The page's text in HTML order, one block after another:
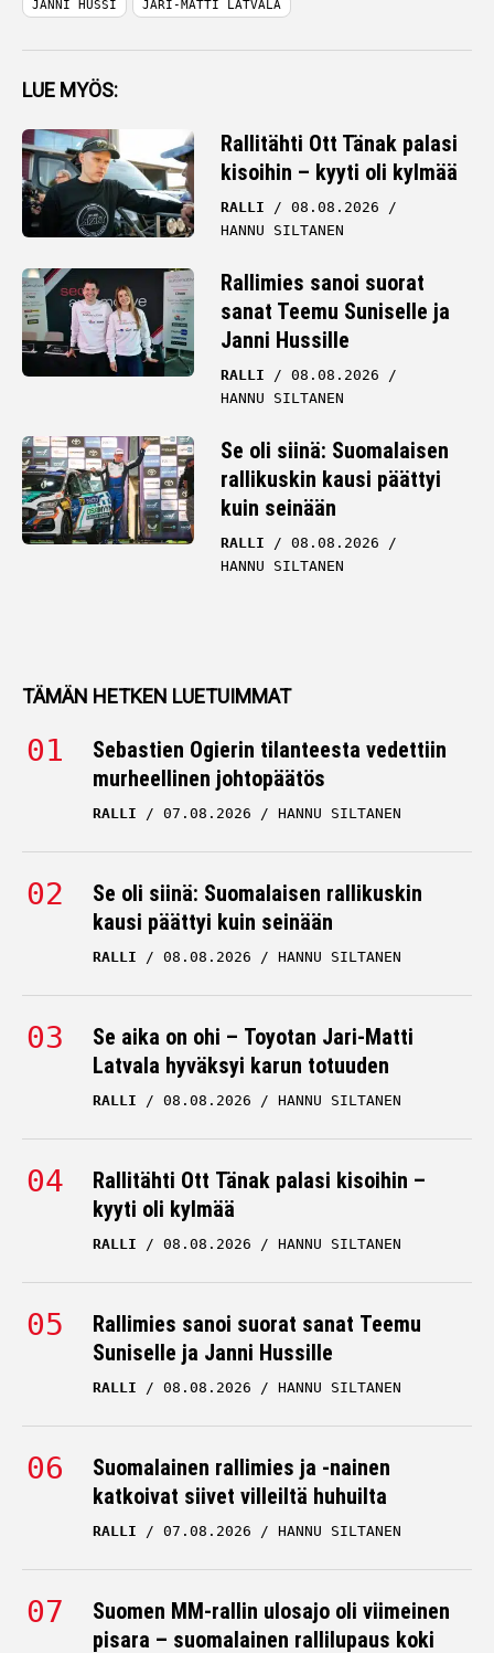
JANNI HUSSI JARI-MATTI LATVALA
LUE MYÖS:
Rallitähti Ott Tänak palasi
kisoihin – kyyti oli kylmää
RALLI
08.08.2026
HANNU SILTANEN
Rallimies sanoi suorat
sanat Teemu Suniselle ja
Janni Hussille
RALLI
08.08.2026
HANNU SILTANEN
Se oli siinä: Suomalaisen
rallikuskin kausi päättyi
kuin seinään
RALLI
08.08.2026
HANNU SILTANEN
murheellinen johtopäätös
RALLI 07.08.2026 HANNU SILTANEN
Se oli siinä: Suomalaisen rallikuskin
kausi päättyi kuin seinään
RALLI 08.08.2026 HANNU SILTANEN
Se aika on ohi – Toyotan Jari-Matti
Latvala hyväksyi karun totuuden
RALLI 08.08.2026 HANNU SILTANEN
Rallitähti Ott Tänak palasi kisoihin –
kyyti oli kylmää
RALLI 08.08.2026
Rallimies sanoi suorat sanat Teemu
Suniselle ja Janni Hussille
RALLI 08.08.2026 HANNU SILTANEN
Suomalainen rallimies ja -nainen
katkoivat siivet villeiltä huhuilta
RALLI 07.08.2026 HANNU SILTANEN
Suomen MM-rallin ulosajo oli viimeinen
pisara – suomalainen rallilupaus koki
kovan kohtalon